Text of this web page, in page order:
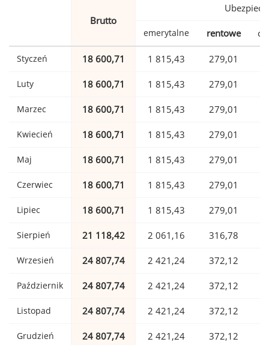
Brutto
emerytalne rentowe
Styczeń 18 600,71 1 815,43 279,01
Luty 18 600,71 1 815,43 279,01
Marzec 18 600,71 1 815,43 279,01
Kwiecień 18 600,71 1 815,43 279,01
Maj 18 600,71 1 815,43 279,01
Czerwiec 18 600,71 1 815,43 279,01
Lipiec 18 600,71 1 815,43 279,01
Sierpień 21 118,42 2 061,16 316,78
Wrzesień 24 807,74 2 421,24 372,12
Październik 24 807,74 2 421,24 372,12
Listopad 24 807,74 2 421,24 372,12
Grudzień 24 807,74 2 421,24 372,12